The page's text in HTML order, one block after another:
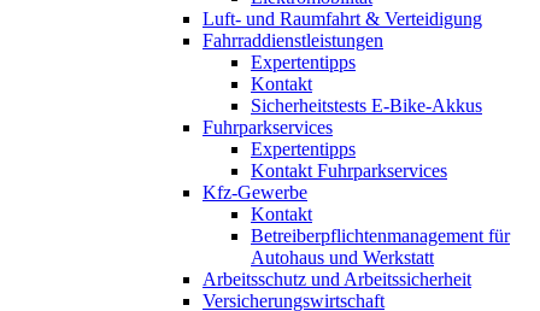
Luft- und Raumfahrt & Verteidigung
Fahrraddienstleistungen
Expertentipps
Kontakt
Sicherheitstests E-Bike-Akkus
Fuhrparkservices
Expertentipps
Kontakt Fuhrparkservices
Kfz-Gewerbe
Kontakt
Betreiberpflichtenmanagement für
Autohaus und Werkstatt
Arbeitsschutz und Arbeitssicherheit
Versicherungswirtschaft